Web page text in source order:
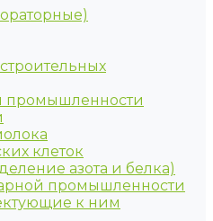
промышленности
клеток
азота и белка)
промышленности
к ним